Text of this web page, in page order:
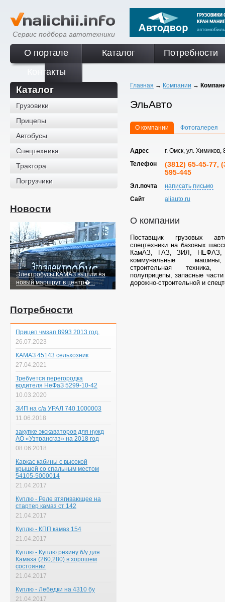
Сервис подбора автотехники
О портале Каталог
Потребности
Контакты
Каталог
Грузовики
Прицепы
Автобусы
Спецтехника
Трактора
Погрузчики
Новости
Электробусы КАМАЗ вышли на
новый маршрут в центр�...
Потребности
Прицеп чмзап 8993 2013 год.
26.07.2023
КАМАЗ 45143 сельхозник
27.04.2021
Требуется перегородка
водителя НеФаЗ 5299-10-42
10.03.2020
ЗИП на с/а УРАЛ 740.1000003
11.06.2018
закупке экскаваторов для нужд
АО «Узтрансгаз» на 2018 год
08.06.2018
Каркас кабины с высокой
крышей со спальным местом
54105-5000014
21.04.2017
Куплю - Реле втягивающее на
стартер камаз ст 142
21.04.2017
Куплю - КПП камаз 154
21.04.2017
Куплю - Куплю резину б/у для
Камаза (260,280) в хорошем
состоянии
21.04.2017
Куплю - Лебедки на 4310 бу
21.04.2017
Главная → Компании →
ЭльАвто
О компании Фотогалерея
Адрес
г. Омск, ул. Химиков,
Телефон
(3812) 65-45-77,
595-445
Эл.почта
написать письмо
Сайт
aliauto.ru
О компании
Поставщик грузовых
спецтехники на базовых
КамАЗ, ГАЗ, ЗИЛ,
коммунальные
строительная
полуприцепы, запасные
дорожно-строительной и